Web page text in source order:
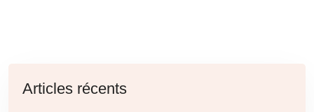
Articles récents